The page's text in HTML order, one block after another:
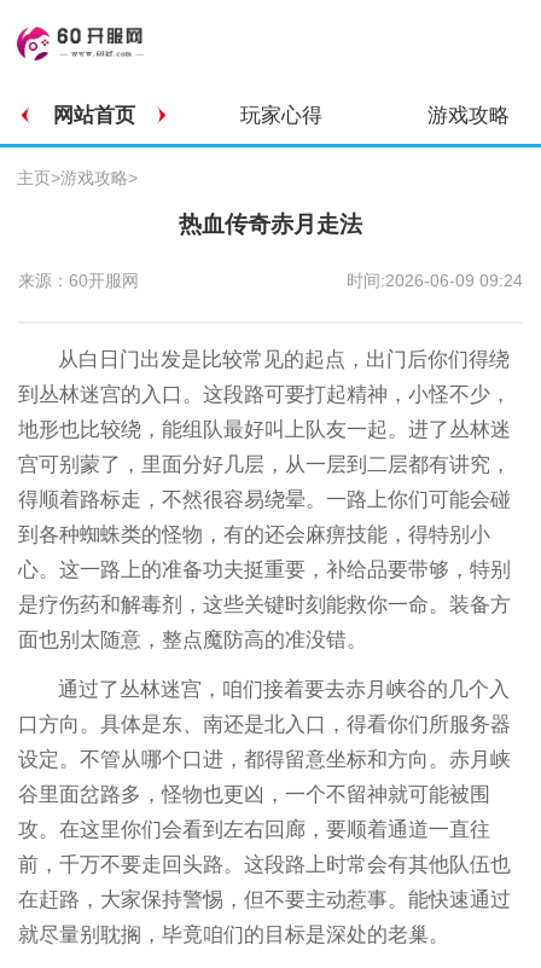
网站首页 玩家心得 游戏攻略
主页>游戏攻略>
热血传奇赤月走法
来源：60开服网 时间:2026-06-09 09:24
从白日门出发是比较常见的起点，出门后你们得绕
到丛林迷宫的入口。这段路可要打起精神，小怪不少，
地形也比较绕，能组队最好叫上队友一起。进了丛林迷
宫可别蒙了，里面分好几层，从一层到二层都有讲究，
得顺着路标走，不然很容易绕晕。一路上你们可能会碰
到各种蜘蛛类的怪物，有的还会麻痹技能，得特别小
心。这一路上的准备功夫挺重要，补给品要带够，特别
是疗伤药和解毒剂，这些关键时刻能救你一命。装备方
面也别太随意，整点魔防高的准没错。
通过了丛林迷宫，咱们接着要去赤月峡谷的几个入
口方向。具体是东、南还是北入口，得看你们所服务器
设定。不管从哪个口进，都得留意坐标和方向。赤月峡
谷里面岔路多，怪物也更凶，一个不留神就可能被围
攻。在这里你们会看到左右回廊，要顺着通道一直往
前，千万不要走回头路。这段路上时常会有其他队伍也
在赶路，大家保持警惕，但不要主动惹事。能快速通过
就尽量别耽搁，毕竟咱们的目标是深处的老巢。